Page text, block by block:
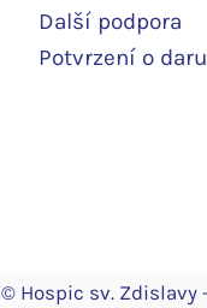
Další podpora
Potvrzení o daru
© Hospic sv. Zdislavy